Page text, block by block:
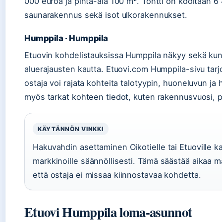
saunarakennus sekä isot ulkorakennukset.
Humppila · Humppila
Etuovin kohdelistauksissa Humppila näkyy sekä
aluerajausten kautta. Etuovi.com Humppila-sivu
ostaja voi rajata kohteita talotyypin, huoneluvun ja
myös tarkat kohteen tiedot, kuten rakennusvuosi,
KÄYTÄNNÖN VINKKI
Hakuvahdin asettaminen Oikotielle tai Etuoville
markkinoille säännöllisesti. Tämä säästää aikaa
että ostaja ei missaa kiinnostavaa kohdetta.
Etuovi Humppila loma-asunnot